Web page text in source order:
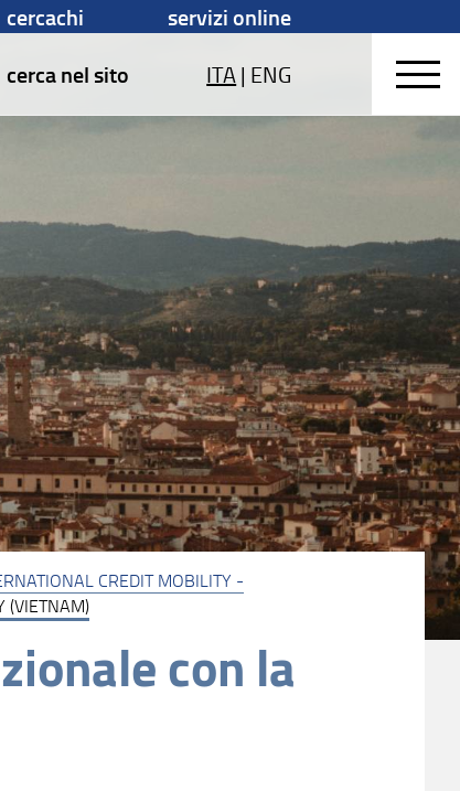
cercachi
servizi online
cerca nel sito
ITA| ENG
CREDIT MOBILITY -
(VIETNAM)
con la